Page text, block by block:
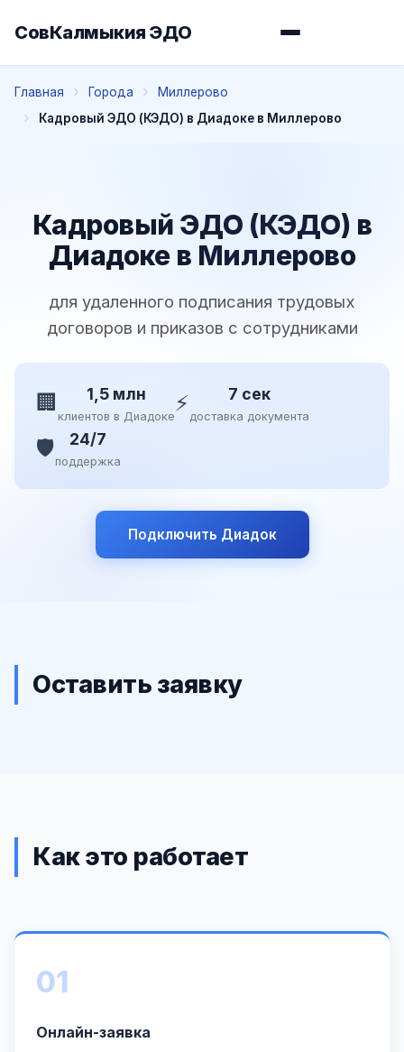
СовКалмыкия ЭДО
Главная Города
Миллерово
Кадровый ЭДО (КЭДО) в Диадоке в Миллерово
Кадровый ЭДО (КЭДО) в
Диадоке в Миллерово
для удаленного подписания трудовых
договоров и приказов с сотрудниками
🏢 1,5 млн
клиентов в Диадоке⚡ 7 сек
доставка документа
🛡️ 24/7
поддержка
Подключить Диадок
Оставить заявку
Как это работает
01
Онлайн-заявка